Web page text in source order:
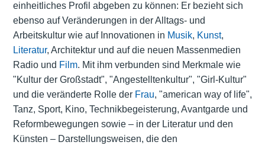
einheitliches Profil abgeben zu können: Er bezieht sich
ebenso auf Veränderungen in der Alltags- und
Arbeitskultur wie auf Innovationen in Musik, Kunst,
Literatur, Architektur und auf die neuen Massenmedien
Radiound Film. Mit ihm verbunden sind Merkmale wie
"Kultur der Großstadt", "Angestelltenkultur", "Girl-Kultur"
und die veränderte Rolle der Frau, "american way of life",
Tanz, Sport, Kino, Technikbegeisterung, Avantgarde und
Reformbewegungen sowie – in der Literatur und den
Künsten – Darstellungsweisen, die den